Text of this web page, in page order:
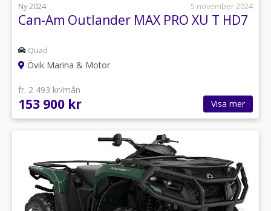
Ny 2024
5 november 2024
Can-Am Outlander MAX PRO XU T HD7
Quad
Övik Marina & Motor
fr. 2 493 kr/mån
153 900 kr Visa mer